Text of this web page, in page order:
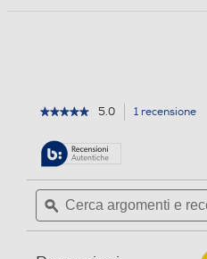
★★★★★
★★★★★
5
Leggi
per
5.0 1 recensione
Cerca
argomenti
e
ϙ